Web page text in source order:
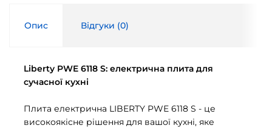
Опис Відгуки (0)
Liberty PWE 6118 S: електрична плита для
сучасної кухні
Плита електрична LIBERTY PWE 6118 S - це
високоякісне рішення для вашої кухні, яке